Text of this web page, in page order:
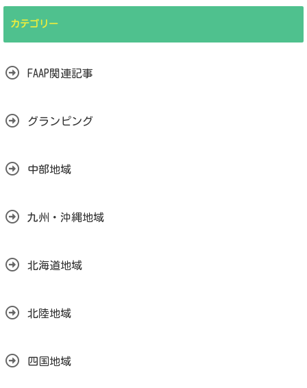
カテゴリー
FAAP関連記事
グランピング
中部地域
九州・沖縄地域
北海道地域
北陸地域
四国地域